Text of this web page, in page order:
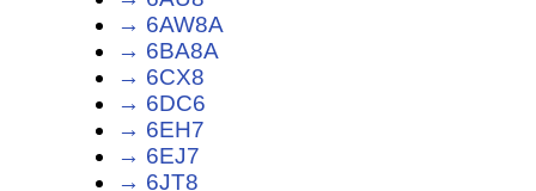
→ 6AW8A
→ 6BA8A
→ 6CX8
→ 6DC6
→ 6EH7
→ 6EJ7
→ 6JT8